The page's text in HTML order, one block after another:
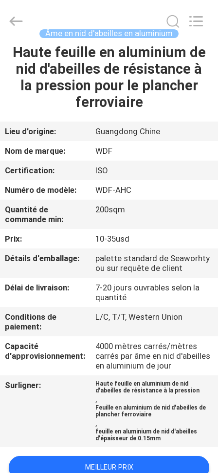
MAISON
PRODUITS
SUJET
DE
NOUS
VISITE
D'USINE
CONTRÔLE
DE
NOUS
NOUVELLES
CAS
Material
Âme en nid d'abeilles en aluminium
Haute feuille en aluminium de
nid d'abeilles de résistance à
la pression pour le plancher
ferroviaire
Lieu d'origine:
Guangdong Chine
Nom de marque:
WDF
Certification:
ISO
Numéro de modèle:
WDF-AHC
Quantité de
commande min:
200sqm
Prix:
10-35usd
Détails d'emballage:
palette standard de Seaworhty
ou sur requête de client
Délai de livraison:
7-20 jours ouvrables selon la
quantité
Conditions de
paiement:
L/C, T/T, Western Union
Capacité
d'approvisionnement:
4000 mètres carrés/mètres
carrés par âme en nid d'abeilles
en aluminium de jour
Surligner:
Haute feuille en aluminium de nid
d'abeilles de résistance à la pression
,
Feuille en aluminium de nid d'abeilles de
plancher ferroviaire
,
feuille en aluminium de nid d'abeilles
d'épaisseur de 0.15mm
MEILLEUR PRIX